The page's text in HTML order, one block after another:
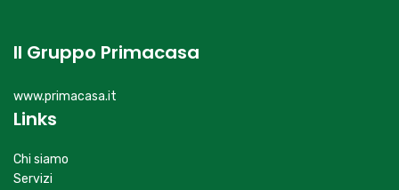
Il Gruppo Primacasa
www.primacasa.it
Links
Chi siamo
Servizi